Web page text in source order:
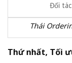
Đối
Thái
Thứ nhất, Tối